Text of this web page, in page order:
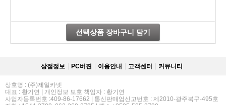
선택상품 장바구니 담기
상점정보 PC버젼 이용안내 고객센터 커뮤니티
상호명 : (주)제일카넷
대표 : 황기연 | 개인정보 보호 책임자 : 황기연
사업자등록번호 :409-86-17662 | 통신판매업신고번호 : 제2010-광주북구-495호